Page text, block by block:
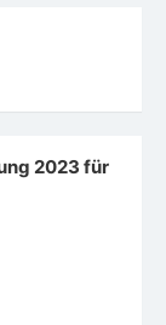
2023 für